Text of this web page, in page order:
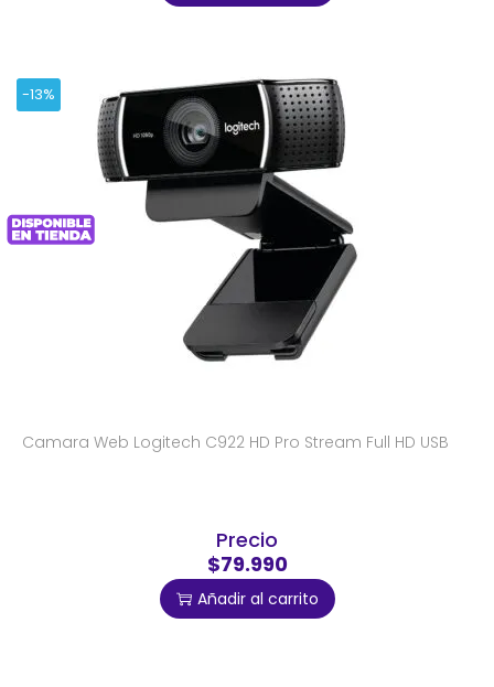
-13%
Camara Web Logitech C922 HD Pro Stream Full HD USB
Precio
$79.990
Añadir al carrito